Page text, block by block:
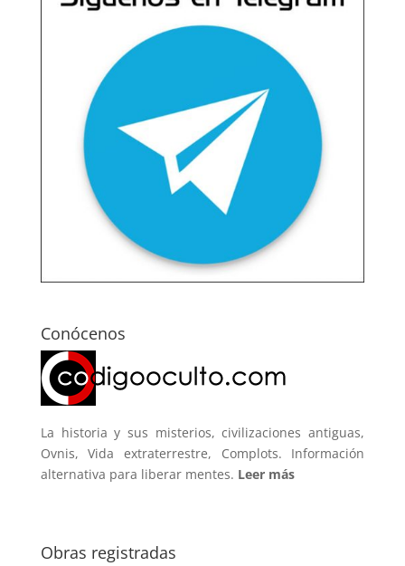
Conócenos
La historia y sus misterios, civilizaciones antiguas,
Ovnis, Vida extraterrestre, Complots. Información
alternativa para liberar mentes. Leer más
Obras registradas